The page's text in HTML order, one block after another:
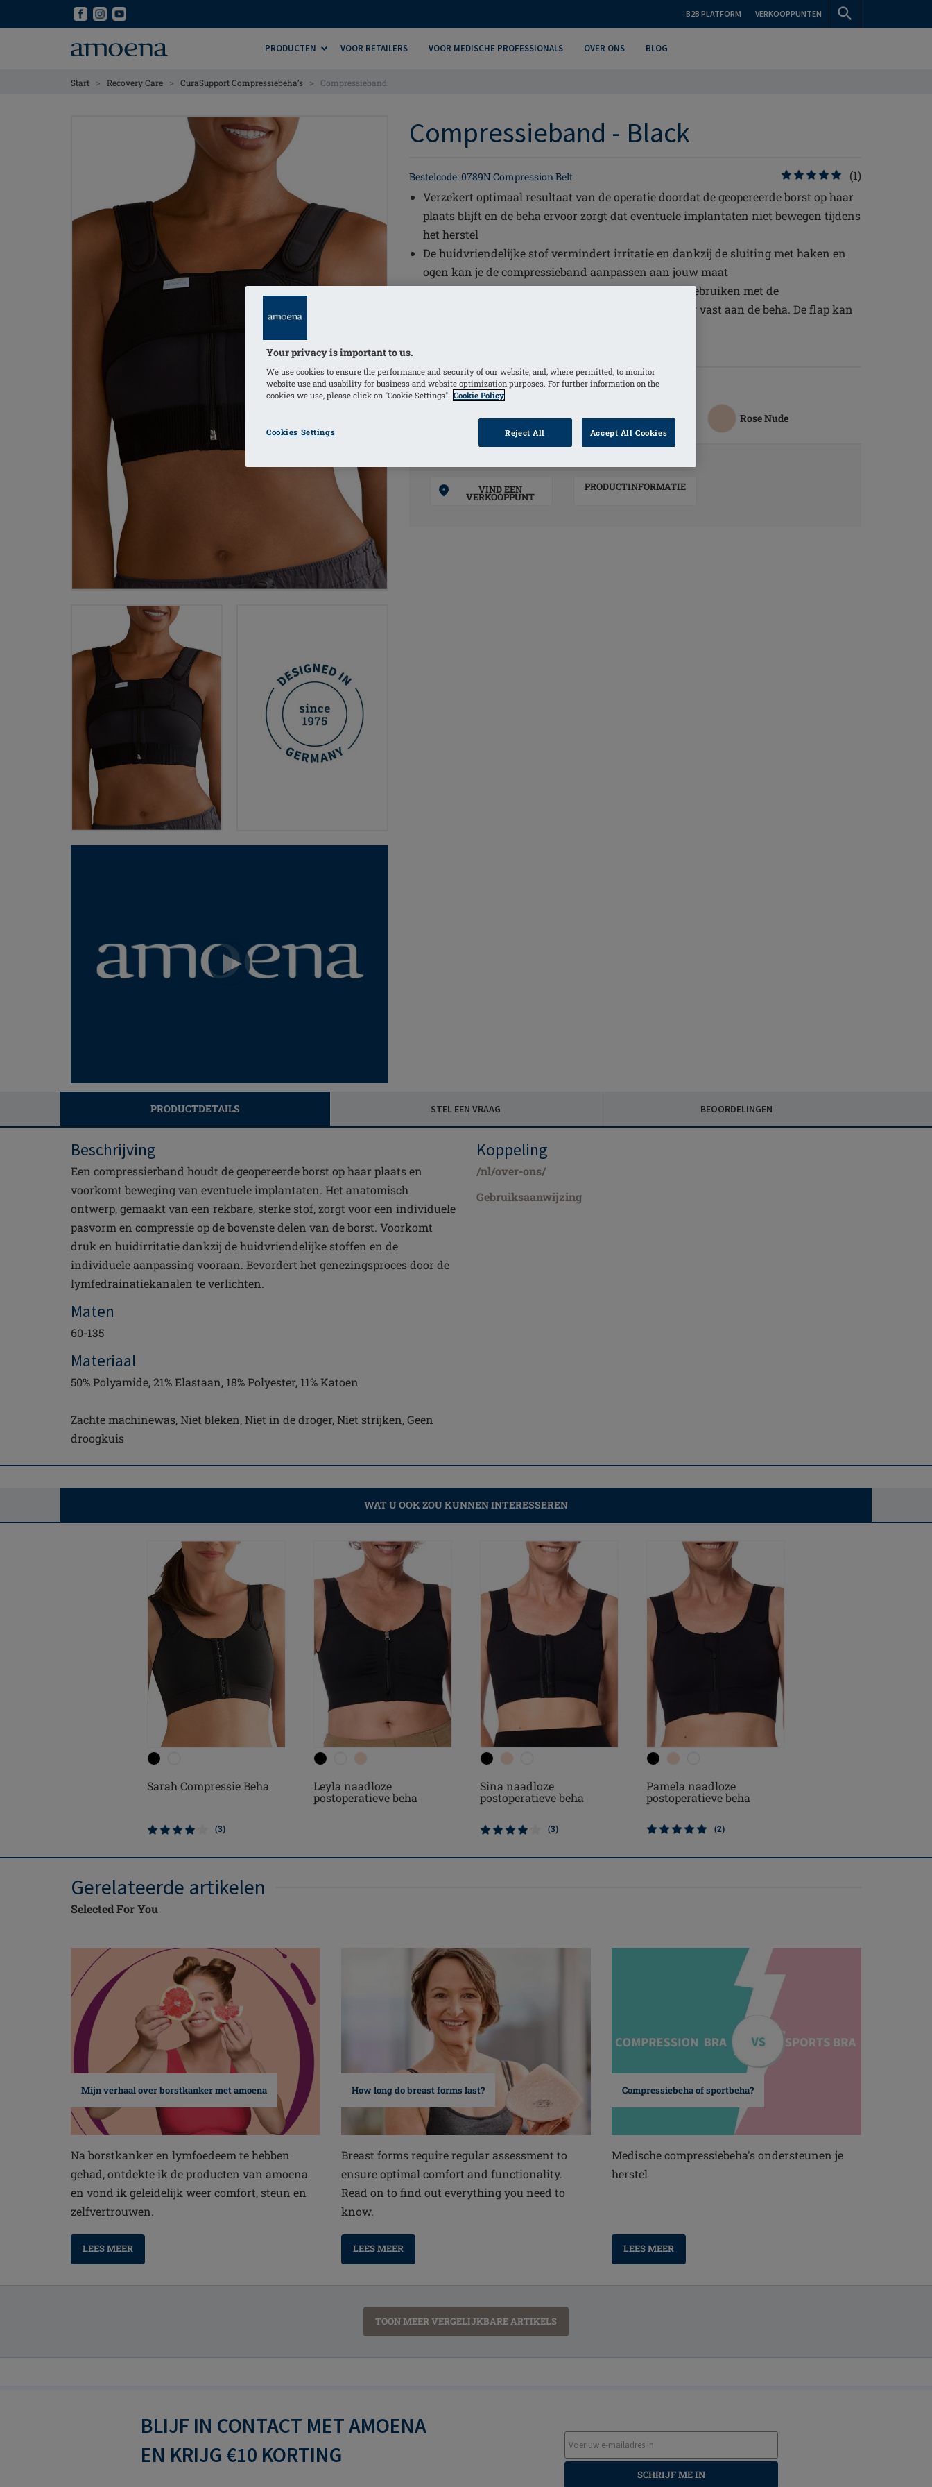
B2B PLATFORM VERKOOPPUNTEN
PRODUCTEN VOOR RETAILERS VOOR MEDISCHE PROFESSIONALS OVER ONS BLOG
Start > Recovery Care > CuraSupport Compressiebeha’s > Compressieband
Compressieband - Black
Bestelcode: 0789N Compression Belt
(1)
Verzekert optimaal resultaat van de operatie doordat de geopereerde borst op haar
plaats blijft en de beha ervoor zorgt dat eventuele implantaten niet bewegen tijdens
het herstel
De huidvriendelijke stof vermindert irritatie en dankzij de sluiting met haken en
ogen kan je de compressieband aanpassen aan jouw maat
De flap midden op de rug van de band dient om te gebruiken met de
compressiebeha's van Amoena. Zo zit de band stevig vast aan de beha. De flap kan
KLEUREN
(Geselecteerd) White Rose Nude
VIND EEN
VERKOOPPUNT
PRODUCTINFORMATIE
PRODUCTDETAILS STEL EEN VRAAG BEOORDELINGEN
Beschrijving
Een compressierband houdt de geopereerde borst op haar plaats en
voorkomt beweging van eventuele implantaten. Het anatomisch
ontwerp, gemaakt van een rekbare, sterke stof, zorgt voor een individuele
pasvorm en compressie op de bovenste delen van de borst. Voorkomt
druk en huidirritatie dankzij de huidvriendelijke stoffen en de
individuele aanpassing vooraan. Bevordert het genezingsproces door de
lymfedrainatiekanalen te verlichten.
Maten
60-135
Materiaal
50% Polyamide, 21% Elastaan, 18% Polyester, 11% Katoen
Zachte machinewas, Niet bleken, Niet in de droger, Niet strijken, Geen
droogkuis
Koppeling
/nl/over-ons/
Gebruiksaanwijzing
WAT U OOK ZOU KUNNEN INTERESSEREN
Sarah Compressie Beha
(3)
Leyla naadloze
postoperatieve beha
Sina naadloze
postoperatieve beha
(3)
Pamela naadloze
postoperatieve beha
(2)
Gerelateerde artikelen
Selected For You
Mijn verhaal over borstkanker met amoena
Na borstkanker en lymfoedeem te hebben
gehad, ontdekte ik de producten van amoena
en vond ik geleidelijk weer comfort, steun en
zelfvertrouwen.
LEES MEER
How long do breast forms last?
Breast forms require regular assessment to
ensure optimal comfort and functionality.
Read on to find out everything you need to
know.
LEES MEER
Compressiebeha of sportbeha?
Medische compressiebeha's ondersteunen je
herstel
LEES MEER
TOON MEER VERGELIJKBARE ARTIKELS
BLIJF IN CONTACT MET AMOENA
EN KRIJG €10 KORTING
SCHRIJF ME IN
Your privacy is important to us.
We use cookies to ensure the performance and security of our website, and, where permitted, to monitor
website use and usability for business and website optimization purposes. For further information on the
cookies we use, please click on "Cookie Settings". Cookie Policy
Cookies Settings Reject All Accept All Cookies